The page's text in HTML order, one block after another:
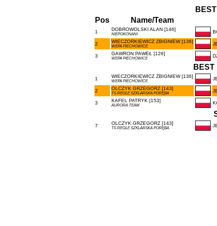
Pos
Name/Team
1 DOBROWOLSKI ALAN [146]
NIEPOKONANI
2 WIECZORKIEWICZ ZBIGNIEW [136]
WEPA PIECHOWICE
3 GAWRON PAWEŁ [126]
WEPA PIECHOWICE
BEST
1 WIECZORKIEWICZ ZBIGNIEW [136]
WEPA PIECHOWICE
2 OLCZYK GRZEGORZ [143]
TS REGLE SZKLARSKA PORĘBA
3 KAFEL PATRYK [153]
AURORA TEAM
7 OLCZYK GRZEGORZ [143]
TS REGLE SZKLARSKA PORĘBA